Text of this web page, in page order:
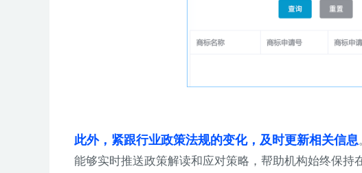
此外， 紧跟行业政策法规的变化，及时更新相关信息
能够实时推送政策解读和应对策略，帮助机构始终保持